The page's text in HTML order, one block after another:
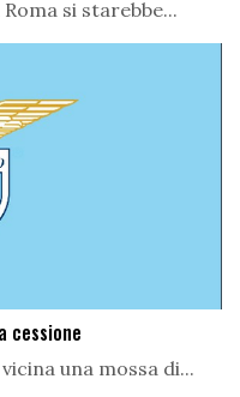
si starebbe...
cessione
una mossa di...